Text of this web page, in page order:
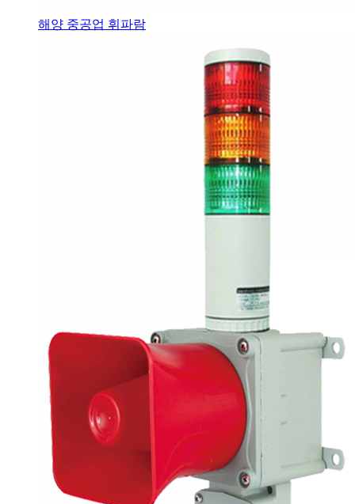
해양 중공업 휘파람